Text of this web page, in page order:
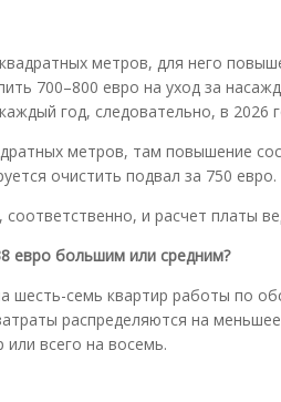
метров, для него
700–800 евро на уход за
год, следовательно, в 2026
метров, там повышение
очистить подвал за 750 евро.
и расчет платы
евро большим или средним?
шесть-семь квартир работы по
распределяются на
или всего на восемь.